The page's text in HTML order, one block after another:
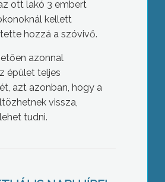
ott lakó 3 embert
kellett
hozzá a szóvivő.
azonnal
épület teljes
azt azonban, hogy a
vissza,
tudni.